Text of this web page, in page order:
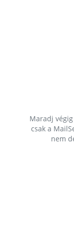
Maradj
csak a
nem